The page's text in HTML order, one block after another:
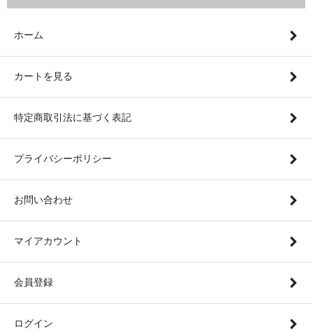
ホーム
カートを見る
特定商取引法に基づく表記
プライバシーポリシー
お問い合わせ
マイアカウント
会員登録
ログイン